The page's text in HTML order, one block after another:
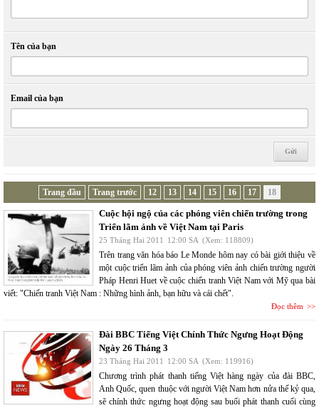
Tên của bạn
Email của bạn
Trang đầu Trang trước 12 13 14 15 16 17 18
Cuộc hội ngộ của các phóng viên chiến trường trong
Triển lãm ảnh về Việt Nam tại Paris
25 Tháng Hai 2011 12:00 SA (Xem: 118809)
Trên trang văn hóa báo Le Monde hôm nay có bài giới thiệu về
một cuộc triển lãm ảnh của phóng viên ảnh chiến trường người
Pháp Henri Huet về cuộc chiến tranh Việt Nam với Mỹ qua bài
viết: "Chiến tranh Việt Nam : Những hình ảnh, bạn hữu và cái chết".
Đọc thêm
Đài BBC Tiếng Việt Chính Thức Ngưng Hoạt Động
Ngày 26 Tháng 3
23 Tháng Hai 2011 12:00 SA (Xem: 119916)
Chương trình phát thanh tiếng Việt hàng ngày của đài BBC,
Anh Quốc, quen thuộc với người Việt Nam hơn nửa thế kỷ qua,
sẽ chính thức ngưng hoạt động sau buổi phát thanh cuối cùng